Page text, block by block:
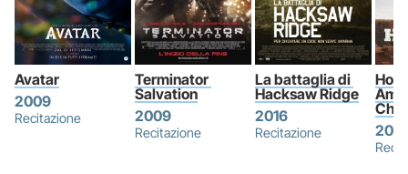
Avatar
2009
Recitazione
Terminator
Salvation
2009
Recitazione
La battaglia di
Hacksaw Ridge
2016
Recitazione